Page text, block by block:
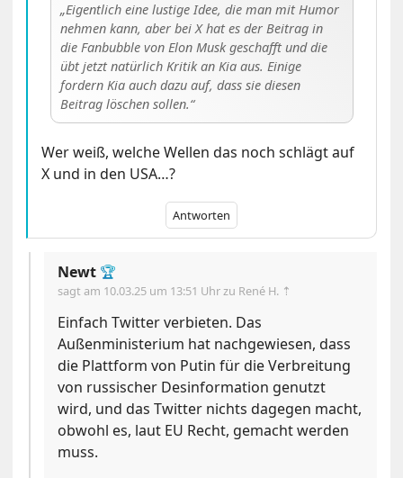
Eigentlich eine lustige Idee, die man mit Humor
nehmen kann, aber bei X hat es der Beitrag in
die Fanbubble von Elon Musk geschafft und die
übt jetzt natürlich Kritik an Kia aus. Einige
fordern Kia auch dazu auf, dass sie diesen
Beitrag löschen sollen.
Wer weiß, welche Wellen das noch schlägt auf
X und in den USA…?
Antworten
Newt 🏆
sagt am 10.03.25 um 13:51 Uhrzu René H. ⇡
Einfach Twitter verbieten. Das
Außenministerium hat nachgewiesen, dass
die Plattform von Putin für die Verbreitung
von russischer Desinformation genutzt
wird, und das Twitter nichts dagegen macht,
obwohl es, laut EU Recht, gemacht werden
muss.